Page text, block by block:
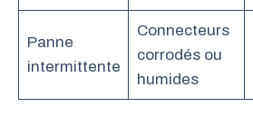
Panne
intermittente
Connecteurs
corrodés ou
humides